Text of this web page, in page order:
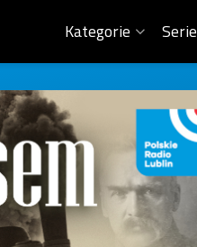
Kategorie Serie